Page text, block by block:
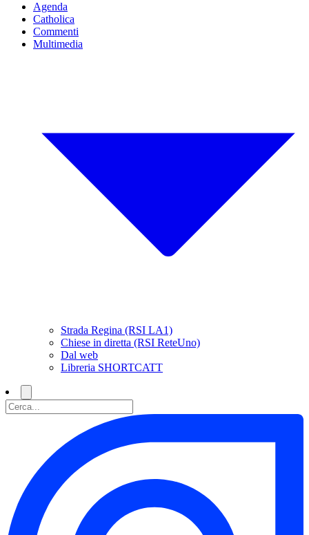
Agenda
Catholica
Commenti
Multimedia
Strada Regina (RSI LA1)
Chiese in diretta (RSI ReteUno)
Dal web
Libreria SHORTCATT